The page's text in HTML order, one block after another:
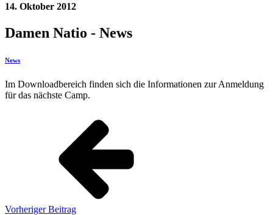
14. Oktober 2012
Damen Natio - News
News
Im Downloadbereich finden sich die Informationen zur Anmeldung
für das nächste Camp.
Vorheriger Beitrag